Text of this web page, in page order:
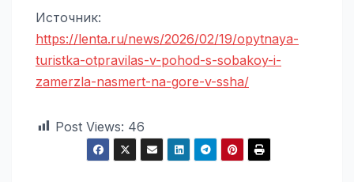
Источник:
https://lenta.ru/news/2026/02/19/opytnaya-
turistka-otpravilas-v-pohod-s-sobakoy-i-
zamerzla-nasmert-na-gore-v-ssha/
Post Views: 46